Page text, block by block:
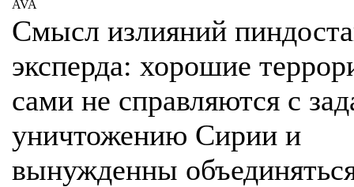
AVA
Смысл излияний
эксперда: хорошие
сами не справляются с
уничтожению Сирии и
вынужденны